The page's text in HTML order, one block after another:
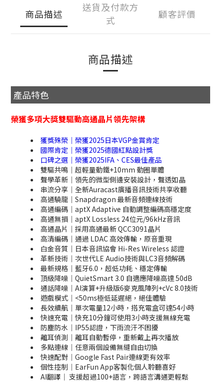
商品描述
送貨及付款方
式
顧客評價
商品描述
產品特色
榮獲多項大獎雙驅動高通晶片領先架構
獲獎殊榮｜榮獲2025日本VGP金賞肯定
國際肯定｜榮獲2025德國紅點設計獎
口碑之選｜榮獲2025IFA、CES最佳產品
雙驅共鳴｜超輕量動鐵+10mm 動圈單體
聲學革新｜領先的微型側邊安裝設計，聲透如晶
串流分享｜全新Auracast廣播音訊技術共享收聽
高通驍龍｜Snapdragon 最新音頻連線技術
高通編碼｜aptX Adaptive 自動調整編碼高穩定度
高通無損｜aptX Lossless 24位元/96kHz音訊
高通晶片｜採用高通最新 QCC3091晶片
高清編碼｜通過 LDAC 高效傳輸，原音重現
白金音質｜日本音訊協會 Hi-Res Wireless 認證
革新技術｜次世代LE Audio技術與LC3音頻解碼
最新規格｜藍牙6.0，超低功耗、穩定傳輸
頂級降噪｜QuietSmart 3.0 自適應降噪高達 50dB
通話降噪｜AI演算+升級版6麥克風陣列+cVc 8.0技術
遊戲模式｜<50ms極低延遲絕，絕佳體驗
長效續航｜單次電量12小時，搭充電盒可達54小時
快速充電｜快充10分鐘可使用3小時支援無線充電
防塵防水｜IP55認證，下雨流汗不困擾
離耳偵測｜離耳自動暫停，重新戴上再次播放
多點連線｜任意兩個設備無縫自由切換
快速配對｜Google Fast Pair連線更有效率
個性控制｜EarFun App客製化個人聆聽喜好
AI翻譯｜ 支援超過100+語言，跨語言溝通更輕鬆